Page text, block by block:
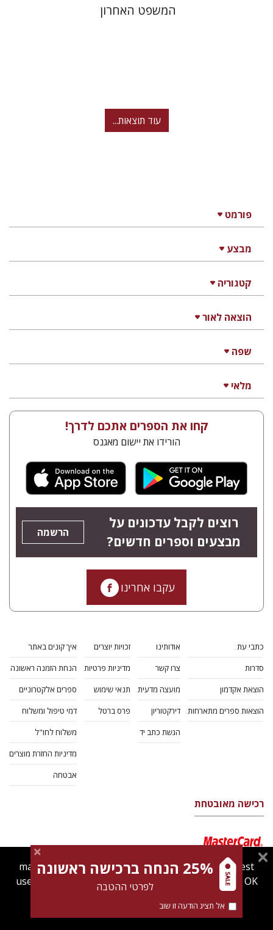
פורמט
מבצע
קטגוריה
הוצאה לאור
שפה
מלאי
המשפט האחרון
עוד תוצאות...
קחו את הספרים אתכם לדרך!
הורידו את יישום מאגנס
רוצים לקבל עדכונים על
מבצעים וספרים חדשים?
הרשמה
עקבו אחרינו
כתבי עת
סדרות
הוצאת אקדמון
הוצאות ספרים מתארחות
אודותינו
צרו קשר
מועצה מדעית
דירקטוריון
הגשת כתב יד
זכויות יוצרים
מדיניות פרטיות
תנאי שימוש
פרס ברטל
איך קונים באתר
הנחת הזמנה ראשונה
ספרים אלקטרוניים
דמי טיפול ומשלוח
משלוח לחו"ל
מדיניות החזרת מוצרים
אבטחה
רכישה מאובטחת
magnespress.co.il uses cookies to give you the best
user experience. Using this website means you're OK
Find out more about ourcookies policy
25% הנחה ברכישה ראשונה
לפרטי ההטבה
אל תציג הודעה זו שוב